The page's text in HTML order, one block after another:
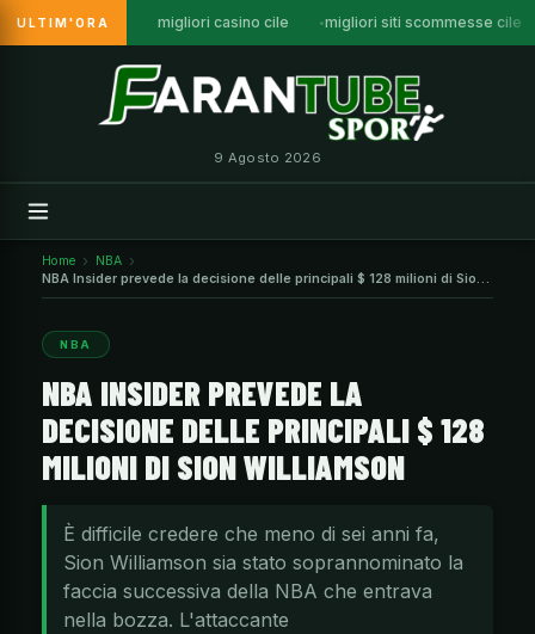
ULTIM'ORA migliori casino cile migliori siti scommesse cile
9 Agosto 2026
Home
NBA
NBA Insider prevede la decisione delle principali $ 128 milioni di Sion
Williamson
NBA
NBA INSIDER PREVEDE LA
DECISIONE DELLE PRINCIPALI $ 128
MILIONI DI SION WILLIAMSON
È difficile credere che meno di sei anni fa,
Sion Williamson sia stato soprannominato la
faccia successiva della NBA che entrava
nella bozza. L'attaccante